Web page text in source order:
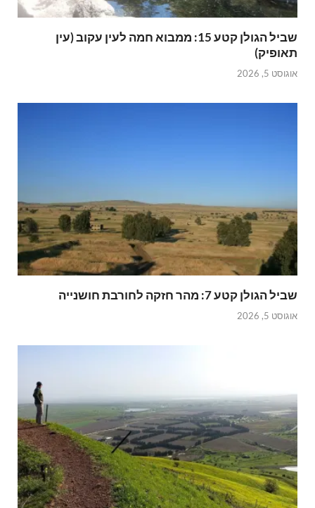
שביל הגולן קטע 15: ממבוא חמה לעין עקוב (עין
תאופיק)
אוגוסט 5, 2026
שביל הגולן קטע 7: מהר חזקה לחורבת חושנייה
אוגוסט 5, 2026